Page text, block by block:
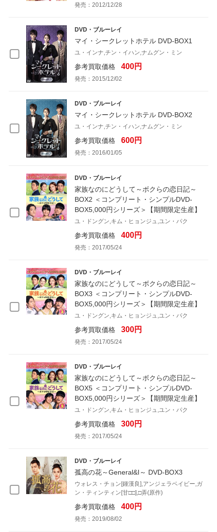
発売：2012/12/28
DVD・ブルーレイ
マイ・シークレットホテル DVD-BOX1
ユ・インナ,チン・イハン,ナムグン・ミン
参考買取価格 400円
発売：2015/12/02
DVD・ブルーレイ
マイ・シークレットホテル DVD-BOX2
ユ・インナ,チン・イハン,ナムグン・ミン
参考買取価格 600円
発売：2016/01/05
DVD・ブルーレイ
家族なのにどうして～ボクらの恋日記～
BOX2 ＜コンプリート・シンプルDVD-
BOX5,000円シリーズ＞【期間限定生産】
ユ・ドングン,キム・ヒョンジュ,ユン・パク
参考買取価格 400円
発売：2017/05/24
DVD・ブルーレイ
家族なのにどうして～ボクらの恋日記～
BOX3 ＜コンプリート・シンプルDVD-
BOX5,000円シリーズ＞【期間限定生産】
ユ・ドングン,キム・ヒョンジュ,ユン・パク
参考買取価格 300円
発売：2017/05/24
DVD・ブルーレイ
家族なのにどうして～ボクらの恋日記～
BOX5 ＜コンプリート・シンプルDVD-
BOX5,000円シリーズ＞【期間限定生産】
ユ・ドングン,キム・ヒョンジュ,ユン・パク
参考買取価格 300円
発売：2017/05/24
DVD・ブルーレイ
孤高の花～General&I～ DVD-BOX3
ウォレス・チョン[鍾漢良],アンジェラベイビー,ガ
ン・ティンティン[甘□□],□弄(原作)
参考買取価格 400円
発売：2019/08/02